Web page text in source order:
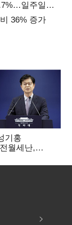
일주일
36% 증가
기홍
월세난,
급 문제"…닥공